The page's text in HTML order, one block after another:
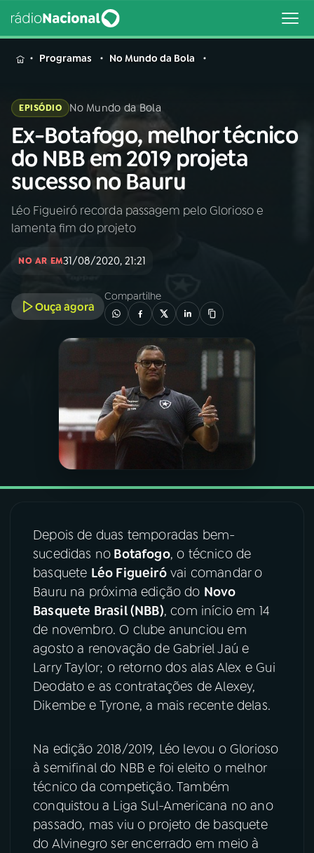
MENU
Buscar
na
Rádio
Nacional
Buscar
AO VIVO
INÍCIO
A RÁDIO
PROGRAMAÇÃO
PROGRAMAS
PODCASTS
06VIDEOCASTS
07ÚLTIMAS
08 FESTIVAL DE MÚSICA
ACOMPANHE A RÁDIO NACIONAL
YouTube Facebook
Instagram X
Programas No Mundo da Bola
EPISÓDIO No Mundo da Bola
Ex-Botafogo, melhor técnico
do NBB em 2019 projeta
sucesso no Bauru
Léo Figueiró recorda passagem pelo Glorioso e
lamenta fim do projeto
NO AR EM31/08/2020, 21:21
Ouça agora
Compartilhe
Depois de duas temporadas bem-
sucedidas no Botafogo, o técnico de
basquete Léo Figueiróvai comandar o
Bauru na próxima edição do Novo
Basquete Brasil (NBB), com início em 14
de novembro. O clube anunciou em
agosto a renovação de Gabriel Jaú e
Larry Taylor; o retorno dos alas Alex e Gui
Deodato e as contratações de Alexey,
Dikembe e Tyrone, a mais recente delas.
Na edição 2018/2019, Léo levou o Glorioso
à semifinal do NBB e foi eleito o melhor
técnico da competição. Também
conquistou a Liga Sul-Americana no ano
passado, mas viu o projeto de basquete
do Alvinegro ser encerrado em meio à